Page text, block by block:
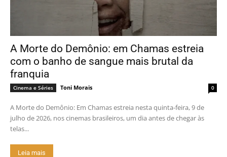
A Morte do Demônio: em Chamas estreia
com o banho de sangue mais brutal da
franquia
Cinema e Séries Toni Morais 0
A Morte do Demônio: Em Chamas estreia nesta quinta-feira, 9 de
julho de 2026, nos cinemas brasileiros, um dia antes de chegar às
telas...
Leia mais